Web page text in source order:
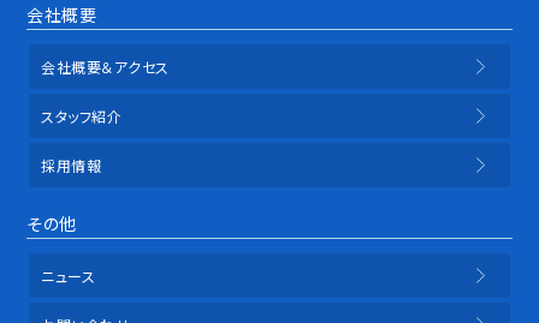
会社概要
会社概要＆アクセス
スタッフ紹介
採用情報
その他
ニュース